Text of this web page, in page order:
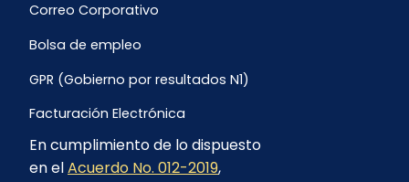
Correo Corporativo
Bolsa de empleo
GPR (Gobierno por resultados N1)
Facturación Electrónica
Archivo Histórico de Facturación
En cumplimiento de lo dispuesto
en elAcuerdo No. 012-2019,